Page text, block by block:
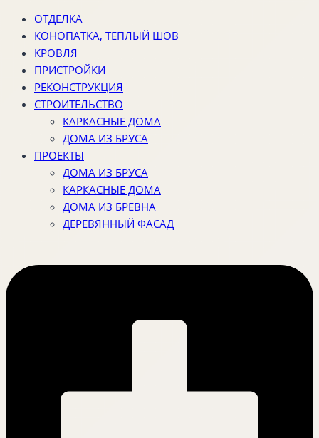
ОТДЕЛКА
КОНОПАТКА, ТЕПЛЫЙ ШОВ
КРОВЛЯ
ПРИСТРОЙКИ
РЕКОНСТРУКЦИЯ
СТРОИТЕЛЬСТВО
КАРКАСНЫЕ ДОМА
ДОМА ИЗ БРУСА
ПРОЕКТЫ
ДОМА ИЗ БРУСА
КАРКАСНЫЕ ДОМА
ДОМА ИЗ БРЕВНА
ДЕРЕВЯННЫЙ ФАСАД